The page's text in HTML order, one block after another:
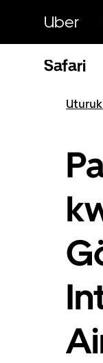
maudhui
Uber
Safari